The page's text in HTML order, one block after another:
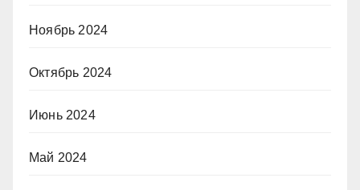
Ноябрь 2024
Октябрь 2024
Июнь 2024
Май 2024